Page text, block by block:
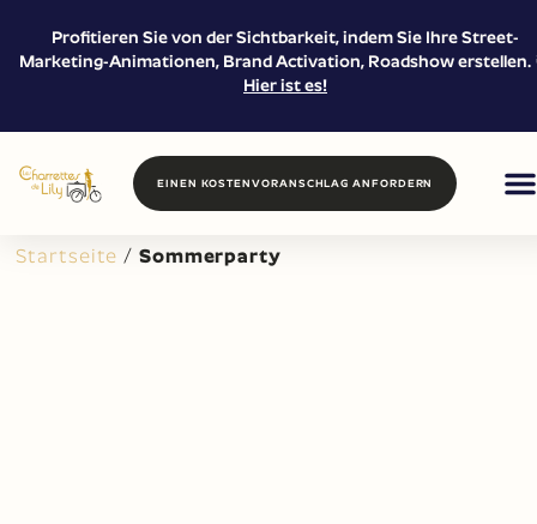
Profitieren Sie von der Sichtbarkeit, indem Sie Ihre Street-
Marketing-Animationen, Brand Activation, Roadshow erstellen.
Hier ist es!
EINEN KOSTENVORANSCHLAG ANFORDERN
Startseite /Sommerparty